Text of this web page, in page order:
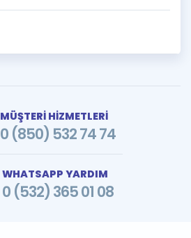
MÜŞTERİ HİZMETLERİ
0 (850) 532 74 74
WHATSAPP YARDIM
0 (532) 365 01 08